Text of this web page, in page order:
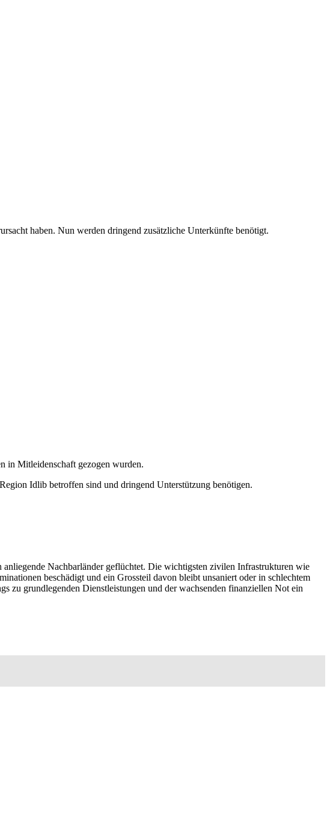
haben. Nun werden dringend zusätzliche Unterkünfte benötigt.
in Mitleidenschaft gezogen wurden.
Idlib betroffen sind und dringend Unterstützung benötigen.
Nachbarländer geflüchtet. Die wichtigsten zivilen Infrastrukturen wie
beschädigt und ein Grossteil davon bleibt unsaniert oder in schlechtem
zu grundlegenden Dienstleistungen und der wachsenden finanziellen Not ein